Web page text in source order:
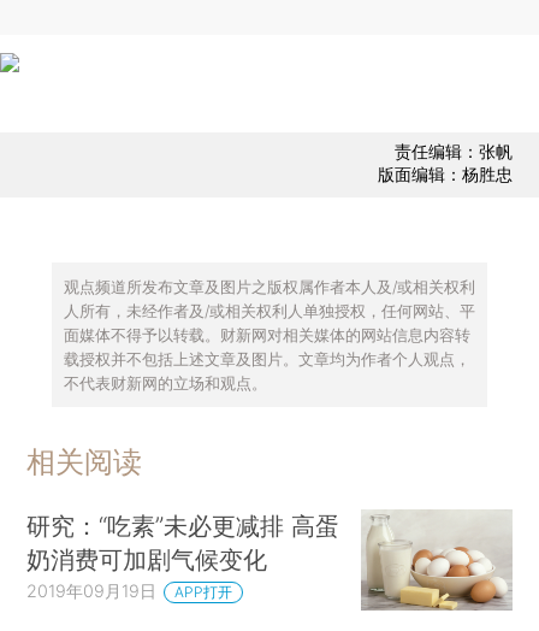
责任编辑：张帆
版面编辑：杨胜忠
观点频道所发布文章及图片之版权属作者本人及/或相关权利
人所有，未经作者及/或相关权利人单独授权，任何网站、平
面媒体不得予以转载。财新网对相关媒体的网站信息内容转
载授权并不包括上述文章及图片。文章均为作者个人观点，
不代表财新网的立场和观点。
相关阅读
研究：“吃素”未必更减排 高蛋
奶消费可加剧气候变化
2019年09月19日 APP打开